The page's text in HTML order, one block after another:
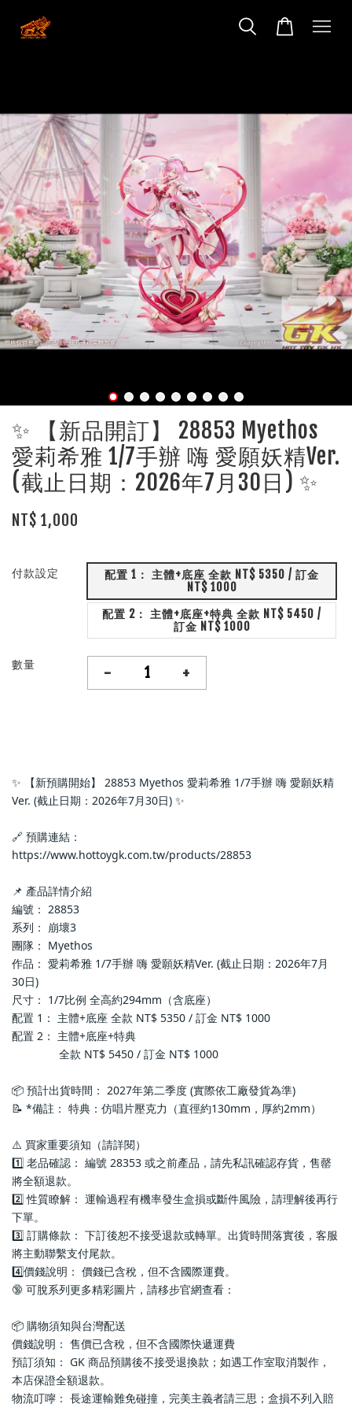
✨ 【新品開訂】 28853 Myethos
愛莉希雅 1/7手辦 嗨 愛願妖精Ver.
(截止日期：2026年7月30日) ✨
NT$ 1,000
付款設定
配置 1： 主體+底座 全款 NT$ 5350 / 訂金
NT$ 1000
配置 2： 主體+底座+特典 全款 NT$ 5450 /
訂金 NT$ 1000
數量 - +
✨ 【新預購開始】 28853 Myethos 愛莉希雅 1/7手辦 嗨 愛願妖精
Ver. (截止日期：2026年7月30日) ✨
🔗 預購連結：
https://www.hottoygk.com.tw/products/28853
📌 產品詳情介紹
編號： 28853
系列： 崩壞3
團隊： Myethos
作品： 愛莉希雅 1/7手辦 嗨 愛願妖精Ver. (截止日期：2026年7月
30日)
尺寸： 1/7比例 全高約294mm（含底座）
配置 1： 主體+底座 全款 NT$ 5350 / 訂金 NT$ 1000
配置 2： 主體+底座+特典
全款 NT$ 5450 / 訂金 NT$ 1000
📦 預計出貨時間： 2027年第二季度 (實際依工廠發貨為準)
📝 *備註： 特典：仿唱片壓克力（直徑約130mm，厚約2mm）
⚠️ 買家重要須知（請詳閱）
1️⃣ 老品確認： 編號 28353 或之前產品，請先私訊確認存貨，售罄
將全額退款。
2️⃣ 性質瞭解： 運輸過程有機率發生盒損或斷件風險，請理解後再行
下單。
3️⃣ 訂購條款： 下訂後恕不接受退款或轉單。出貨時間落實後，客服
將主動聯繫支付尾款。
4️⃣價錢說明： 價錢已含稅，但不含國際運費。
🔞 可脫系列更多精彩圖片，請移步官網查看：
📦 購物須知與台灣配送
價錢說明： 售價已含稅，但不含國際快遞運費
預訂須知： GK 商品預購後不接受退換款；如遇工作室取消製作，
本店保證全額退款。
物流叮嚀： 長途運輸難免碰撞，完美主義者請三思；盒損不列入賠